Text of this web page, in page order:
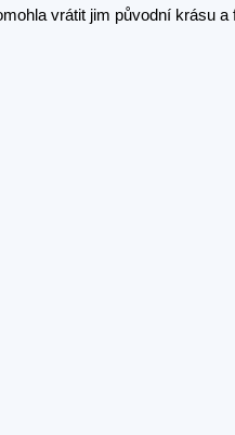
vrátit jim původní krásu a